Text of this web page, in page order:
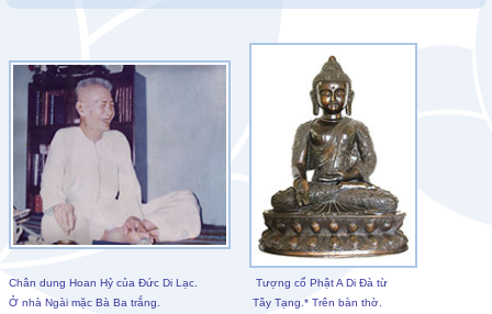
Chân dung Hoan Hỷ của Đức Di Lạc.
Ở nhà Ngài mặc Bà Ba trắng.
Tượng cổ Phật A Di Đà từ
Tây Tạng.* Trên bàn thờ.